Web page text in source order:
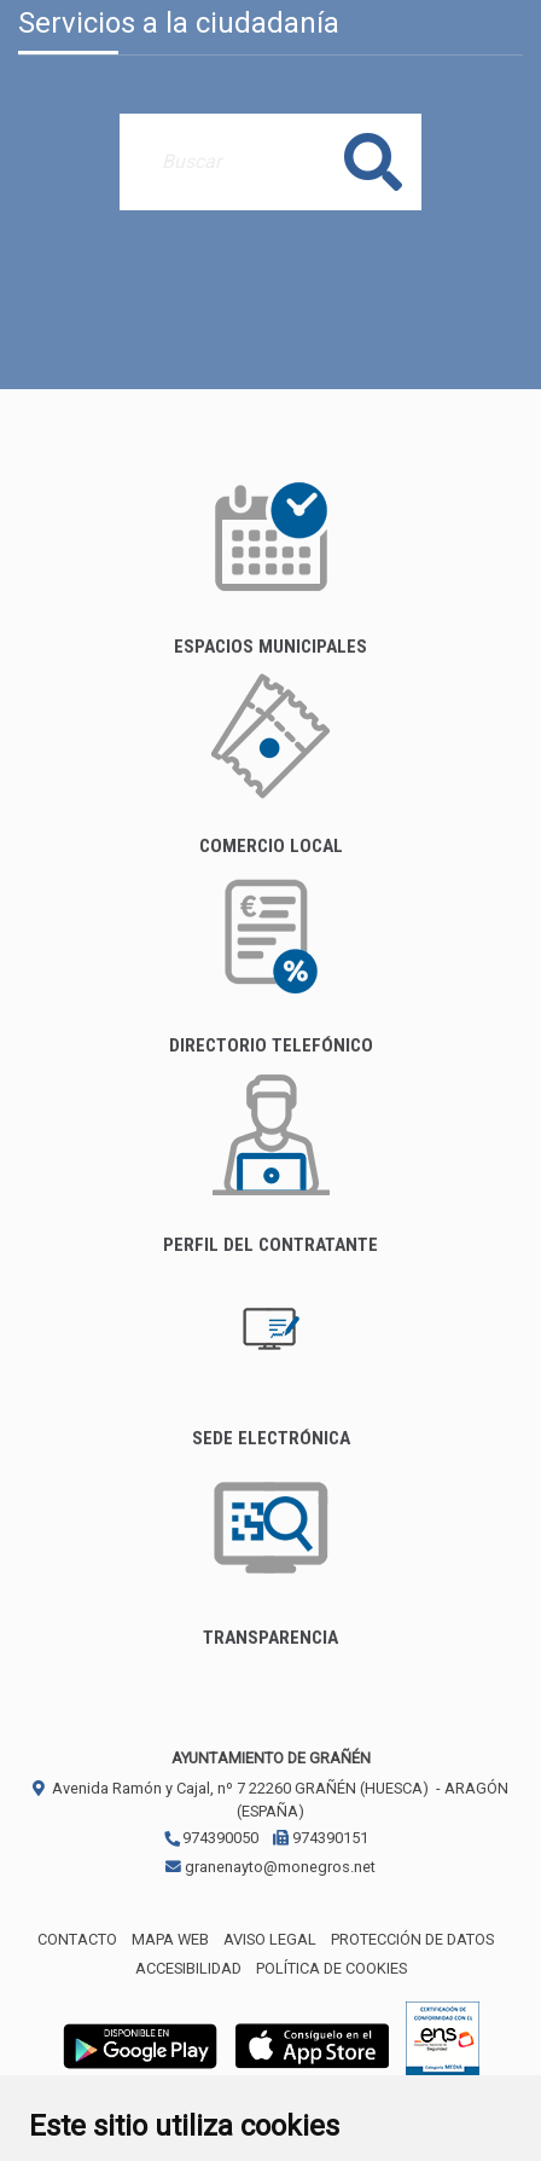
Este sitio utiliza cookies
Servicios a la ciudadanía
Buscar
ESPACIOS MUNICIPALES
COMERCIO LOCAL
DIRECTORIO TELEFÓNICO
PERFIL DEL CONTRATANTE
SEDE ELECTRÓNICA
TRANSPARENCIA
AYUNTAMIENTO DE GRAÑÉN
Avenida Ramón y Cajal, nº 7 22260 GRAÑÉN (HUESCA) - ARAGÓN
(ESPAÑA)
974390050
974390151
granenayto@monegros.net
CONTACTO MAPA WEB AVISO LEGAL
PROTECCIÓN DE DATOS
ACCESIBILIDAD
POLÍTICA DE COOKIES